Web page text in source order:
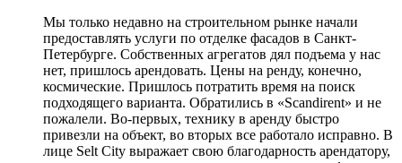
Мы только недавно на строительном рынке начали
предоставлять услуги по отделке фасадов в Санкт-
Петербурге. Собственных агрегатов дял подъема у нас
нет, пришлось арендовать. Цены на ренду, конечно,
космические. Пришлось потратить время на поиск
подходящего варианта. Обратились в «Scandirent» и не
пожалели. Во-первых, технику в аренду быстро
привезли на объект, во вторых все работало исправно. В
лице Selt City выражает свою благодарность арендатору,